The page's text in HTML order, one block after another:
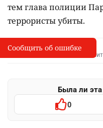
тем глава полиции
террористы убиты.
I
Сообщить об опечатке
Выделите фрагмент и
Была ли эта
0
Сообщить об ошибке